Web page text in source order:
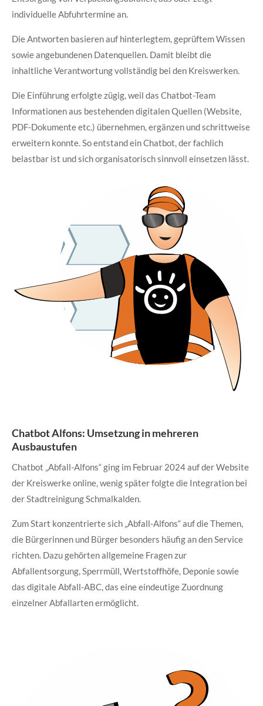
individuelle Abfuhrtermine an.
Die Antworten basieren auf hinterlegtem, geprüftem Wissen
sowie angebundenen Datenquellen. Damit bleibt die
inhaltliche Verantwortung vollständig bei den Kreiswerken.
Die Einführung erfolgte zügig, weil das Chatbot-Team
Informationen aus bestehenden digitalen Quellen (Website,
PDF-Dokumente etc.) übernehmen, ergänzen und schrittweise
erweitern konnte. So entstand ein Chatbot, der fachlich
belastbar ist und sich organisatorisch sinnvoll einsetzen lässt.
Chatbot Alfons: Umsetzung in mehreren
Ausbaustufen
Chatbot „Abfall-Alfons“ ging im Februar 2024 auf der Website
der Kreiswerke online, wenig später folgte die Integration bei
der Stadtreinigung Schmalkalden.
Zum Start konzentrierte sich „Abfall-Alfons“ auf die Themen,
die Bürgerinnen und Bürger besonders häufig an den Service
richten. Dazu gehörten allgemeine Fragen zur
Abfallentsorgung, Sperrmüll, Wertstoffhöfe, Deponie sowie
das digitale Abfall-ABC, das eine eindeutige Zuordnung
einzelner Abfallarten ermöglicht.